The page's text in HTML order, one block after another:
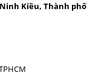
Kiều, Thành phố